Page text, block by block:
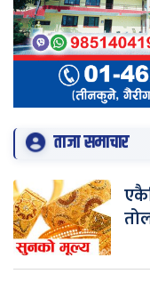
ताजा समाचार